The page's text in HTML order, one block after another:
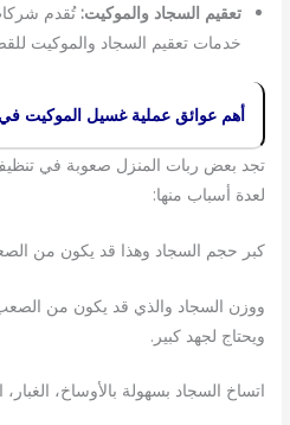
تعقيم السجاد والموكيت: تُقدم
خدمات تعقيم السجاد والموكيت
أهم عوائق عملية غسيل الموكيت
تجد بعض ربات المنزل صعوبة في
لعدة أسباب منها:
كبر حجم السجاد وهذا قد يكون من
ووزن السجاد والذي قد يكون من
ويحتاج لجهد كبير.
اتساخ السجاد بسهولة بالأوساخ، الغبار،